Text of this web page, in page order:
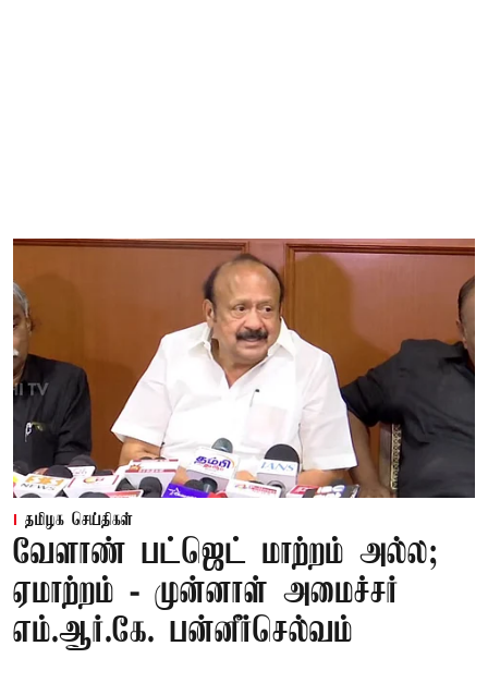
தமிழக செய்திகள்
வேளாண் பட்ஜெட் மாற்றம் அல்ல;
ஏமாற்றம் - முன்னாள் அமைச்சர்
எம்.ஆர்.கே. பன்னீர்செல்வம்